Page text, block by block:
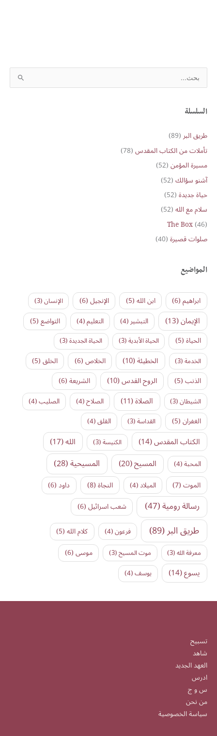
e
r
h
f
o
r
:
السلسلة
طريق البر(89)
تأملات من الكتاب المقدس(78)
مسيرة المؤمن(52)
آشنو سؤالك(52)
حياة جديدة(52)
سلام مع الله(52)
The Box(46)
صلوات قصيرة(40)
المواضيع
ابراهيم(6) ابن الله(5) الإنجيل(6) الإنسان(3)
الإيمان(13) التبشير(4) التعليم(4) التواضع(5)
الحياة(5) الحياة الأبدية(3) الحياة الجديدة(3)
الخدمة(3) الخطيئة(10) الخلاص(6) الخلق(5)
الذنب(5) الروح القدس(10) الشريعة(6)
الشيطان(3) الصلاة(11) الصلاح(4) الصليب(4)
الغفران(5) القداسة(3) القلق(4)
الكتاب المقدس(14) الكنيسة(3) الله(17)
المحبة(4) المسيح(20) المسيحية(28)
الموت(7) الميلاد(4) النجاة(8) داود(6)
رسالة رومية(47) شعب اسرائيل(6)
طريق البر(89) فرعون(4) كلام الله(5)
معرفة الله(3) موت المسيح(3) موسى(6)
يسوع(14) يوسف(4)
تسبيح
شاهد
العهد الجديد
ادرس
س و ج
من نحن
سياسة الخصوصية